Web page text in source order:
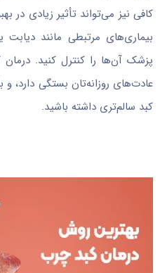
کافی نیز می‌تواند تأثیر زیادی در
بیماری‌های مرتبطی مانند دیابت
پزشک آن‌ها را کنترل کنید.
عادت‌های روزانه‌تان بستگی دارد،
کبد سالم‌تری داشته باشید.